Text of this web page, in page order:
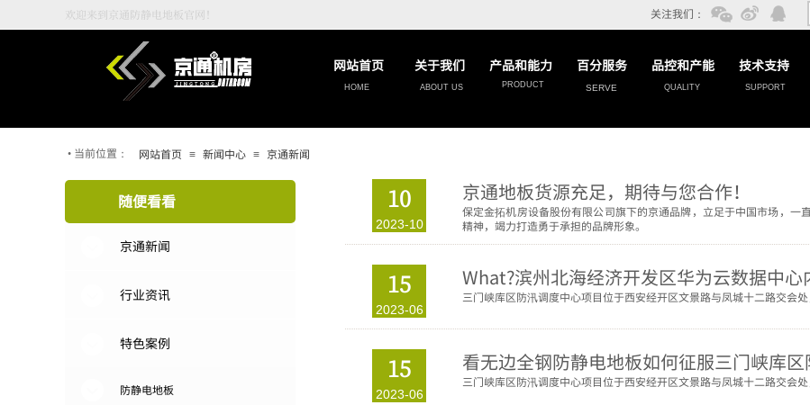
关注我们 ：
欢迎来到京通防静电地板官网！
ABOUT US PRODUCT SUPPORT
网站首页 关于我们 产品和能力 百分服务 品控和产能 技术支持
HOME SERVE QUALITY
• 当前位置： 网站首页 ≡ 新闻中心 ≡ 京通新闻
10
2023-10
京通地板货源充足，期待与您合作！
保定金拓机房设备股份有限公司旗下的京通品牌，立足于中国市场，
精神，竭力打造勇于承担的品牌形象。
15
2023-06
What?滨州北海经济开发区华为云数据中心
三门峡库区防汛调度中心项目位于西安经开区文景路与凤城十二路交会
15
2023-06
看无边全钢防静电地板如何征服三门峡库
三门峡库区防汛调度中心项目位于西安经开区文景路与凤城十二路交会
随便看看
京通新闻
行业资讯
特色案例
防静电地板